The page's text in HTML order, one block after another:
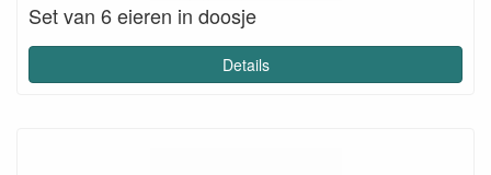
Set van 6 eieren in doosje
Details